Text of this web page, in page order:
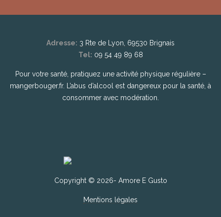
Adresse: 3 Rte de Lyon, 69530 Brignais
Tel: 09 54 49 89 68
Pour votre santé, pratiquez une activité physique régulière –
mangerbouger.fr. L’abus d’alcool est dangereux pour la santé, à
consommer avec modération.
Copyright © 2026- Amore E Gusto
Mentions légales